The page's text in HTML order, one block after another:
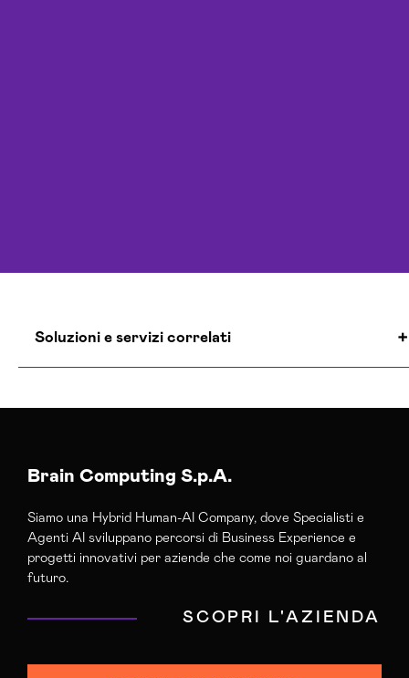
Soluzioni e servizi correlati
Agenzia Posizionamento Seo Catanzaro
Agenzia Web Marketing Catanzaro
Campagne Adv Social Catanzaro
Campagne Advertising Catanzaro
Campagne Native Advertising Catanzaro
Brain Computing S.p.A.
Siamo una Hybrid Human-AI Company, dove Specialisti e
Agenti AI sviluppano percorsi di Business Experience e
progetti innovativi per aziende che come noi guardano al
futuro.
SCOPRI L'AZIENDA